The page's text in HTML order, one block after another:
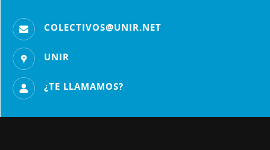
COLECTIVOS@UNIR.NET
UNIR
¿TE LLAMAMOS?